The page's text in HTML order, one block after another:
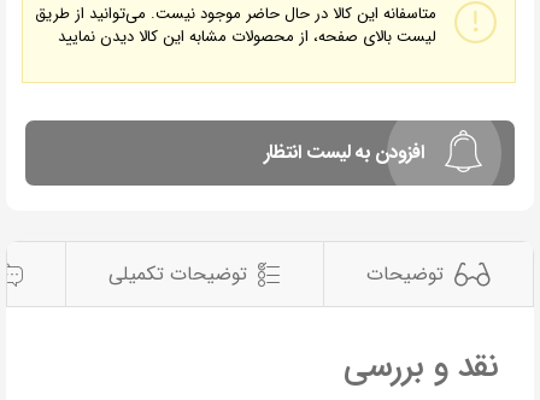
متاسفانه این کالا در حال حاضر موجود نیست. می‌توانید از طریق
لیست بالای صفحه، از محصولات مشابه این کالا دیدن نمایید
افزودن به لیست انتظار
توضیحات توضیحات تکمیلی
نقد و بررسی